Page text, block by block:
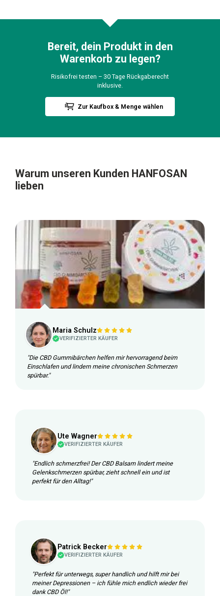
Bereit, dein Produkt in den
Warenkorb zu legen?
Risikofrei testen – 30 Tage Rückgaberecht
inklusive.
Zur Kaufbox & Menge wählen
Warum unseren Kunden HANFOSAN
lieben
Maria Schulz
VERIFIZIERTER KÄUFER
"Die CBD Gummibärchen helfen mir hervorragend beim
Einschlafen und lindern meine chronischen Schmerzen
spürbar."
Ute Wagner
VERIFIZIERTER KÄUFER
"Endlich schmerzfrei! Der CBD Balsam lindert meine
Gelenkschmerzen spürbar, zieht schnell ein und ist
perfekt für den Alltag!"
Patrick Becker
VERIFIZIERTER KÄUFER
"Perfekt für unterwegs, super handlich und hilft mir bei
meiner Depressionen – ich fühle mich endlich wieder frei
dank CBD Öl!"